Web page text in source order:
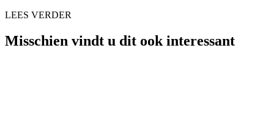
LEES VERDER
Misschien vindt u dit ook interessant